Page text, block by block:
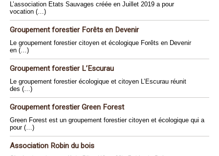
L’association Etats Sauvages créée en Juillet 2019 a pour
vocation (…)
Groupement forestier Forêts en Devenir
Le groupement forestier citoyen et écologique Forêts en Devenir
en (…)
Groupement forestier L’Escurau
Le groupement forestier écologique et citoyen L’Escurau réunit
des (…)
Groupement forestier Green Forest
Green Forest est un groupement forestier citoyen et écologique qui a
pour (…)
Association Robin du bois